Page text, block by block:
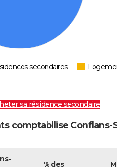
secondaires
sa résidence secondaire
comptabilise Conflans-
% des